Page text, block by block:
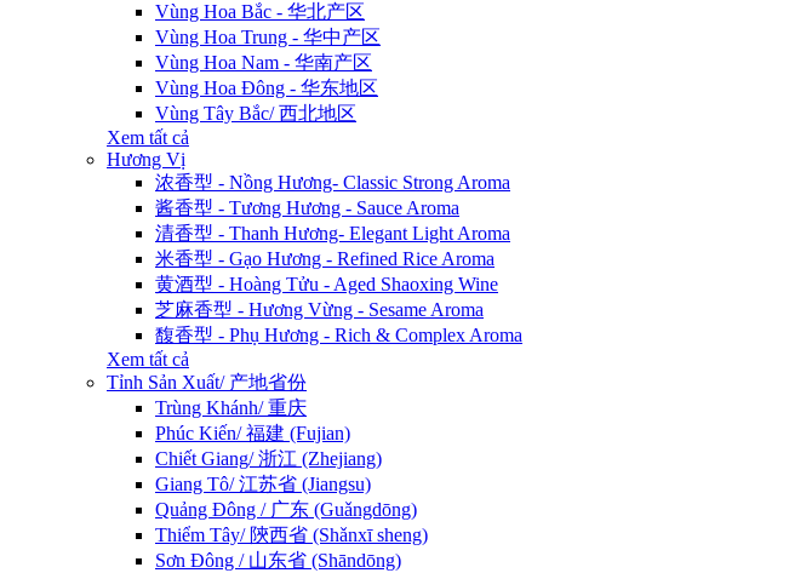
Vùng Hoa Bắc - 华北产区
Vùng Hoa Trung - 华中产区
Vùng Hoa Nam - 华南产区
Vùng Hoa Đông - 华东地区
Vùng Tây Bắc/ 西北地区
Xem tất cả
Hương Vị
浓香型 - Nồng Hương- Classic Strong Aroma
酱香型 - Tương Hương - Sauce Aroma
清香型 - Thanh Hương- Elegant Light Aroma
米香型 - Gạo Hương - Refined Rice Aroma
黄酒型 - Hoàng Tửu - Aged Shaoxing Wine
芝麻香型 - Hương Vừng - Sesame Aroma
馥香型 - Phụ Hương - Rich & Complex Aroma
Xem tất cả
Tỉnh Sản Xuất/ 产地省份
Trùng Khánh/ 重庆
Phúc Kiến/ 福建 (Fujian)
Chiết Giang/ 浙江 (Zhejiang)
Giang Tô/ 江苏省 (Jiangsu)
Quảng Đông / 广东 (Guǎngdōng)
Thiểm Tây/ 陝西省 (Shǎnxī sheng)
Sơn Đông / 山东省 (Shāndōng)